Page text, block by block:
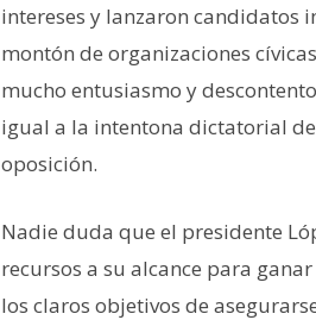
intereses y lanzaron candidatos
montón de organizaciones
mucho entusiasmo y
igual a la intentona dictatorial
oposición.
Nadie duda que el presidente
recursos a su alcance para
los claros objetivos de